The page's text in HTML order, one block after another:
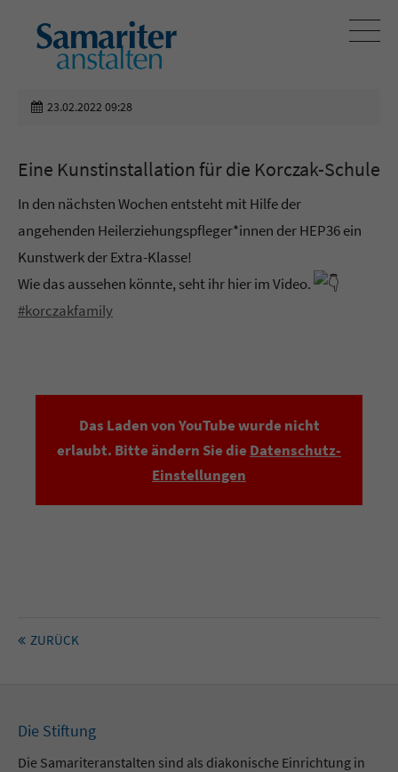
23.02.2022 09:28
Eine Kunstinstallation für die Korczak-Schule
In den nächsten Wochen entsteht mit Hilfe der
angehenden Heilerziehungspfleger*innen der HEP36 ein
Kunstwerk der Extra-Klasse!
Wie das aussehen könnte, seht ihr hier im Video.
#korczakfamily
Das Laden von YouTube wurde nicht
erlaubt. Bitte ändern Sie die Datenschutz-
Einstellungen
ZURÜCK
Die Stiftung
Die Samariteranstalten sind als diakonische Einrichtung in